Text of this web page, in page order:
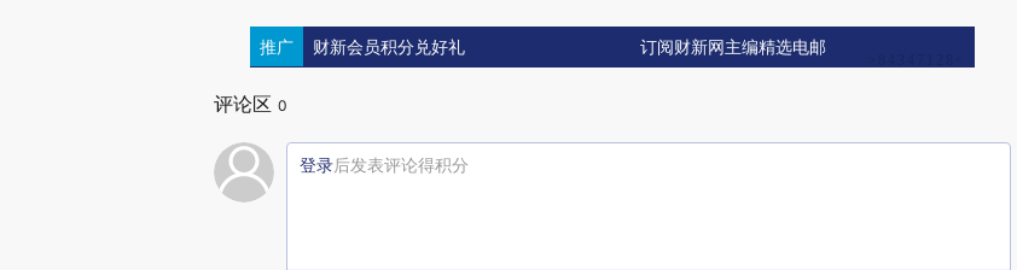
推广 财新会员积分兑好礼 订阅财新网主编精选电邮
评论区 0
登录后发表评论得积分